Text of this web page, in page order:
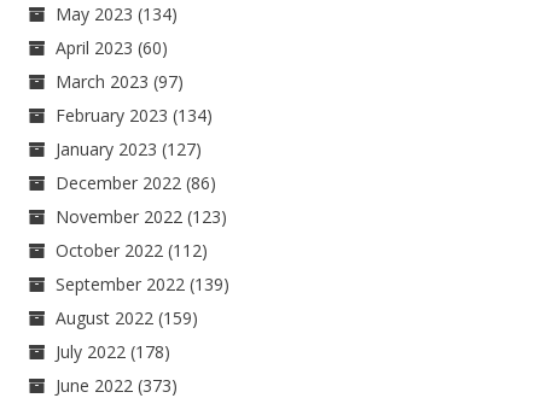
May 2023 (134)
April 2023 (60)
March 2023 (97)
February 2023 (134)
January 2023 (127)
December 2022 (86)
November 2022 (123)
October 2022 (112)
September 2022 (139)
August 2022 (159)
July 2022 (178)
June 2022 (373)